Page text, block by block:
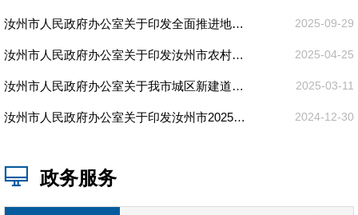
汝州市人民政府办公室关于印发全面推进地方政府专职消防队伍建设发展实施方案的通知 2025-09-29
汝州市人民政府办公室关于印发汝州市农村排前路建设奖补实施方案的通知 2025-04-25
汝州市人民政府办公室关于我市城区新建道路命名更名的通知 2025-03-11
汝州市人民政府办公室关于印发汝州市2025年春节期间烟花爆竹禁放限放实施方案的通知 2024-12-30
政务服务